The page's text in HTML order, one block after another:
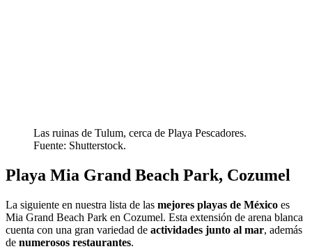
Las ruinas de Tulum, cerca de Playa Pescadores.
Fuente: Shutterstock.
Playa Mia Grand Beach Park, Cozumel
La siguiente en nuestra lista de las mejores playas de México es
Mia Grand Beach Park en Cozumel. Esta extensión de arena blanca
cuenta con una gran variedad de actividades junto al mar, además
de numerosos restaurantes.